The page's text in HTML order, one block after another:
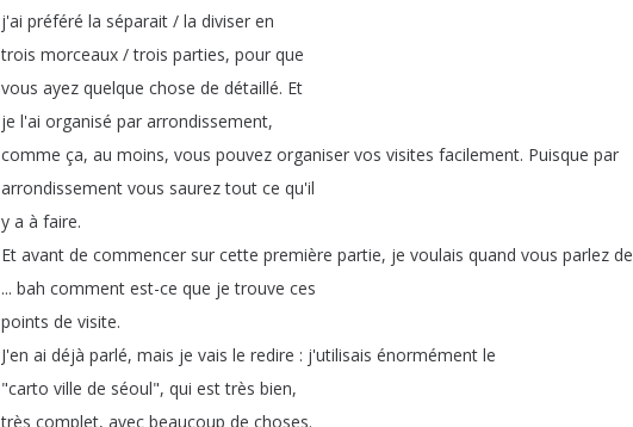
j'ai préféré la séparait / la diviser en
trois morceaux /trois parties, pour que
vous ayez quelque chose de détaillé. Et
je l'ai organisé par arrondissement,
comme ça, au moins, vous pouvez organiser vos visites facilement. Puisque par
arrondissement vous saurez tout ce qu'il
y a à faire.
Et avant de commencer sur cette première partie, je voulais quand vous parlez de
... bah comment est-ce que je trouve ces
points de visite.
J'en ai déjà parlé, mais je vais le redire : j'utilisais énormément le
"carto ville de séoul", qui est très bien,
très complet, avec beaucoup de choses.